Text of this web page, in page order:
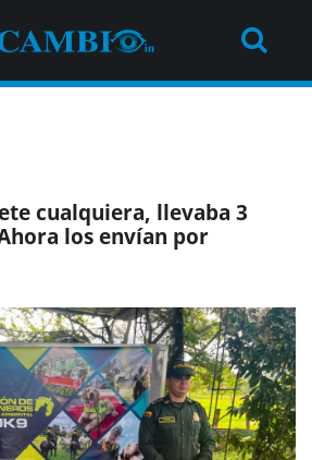
cualquiera, llevaba 3
los envían por